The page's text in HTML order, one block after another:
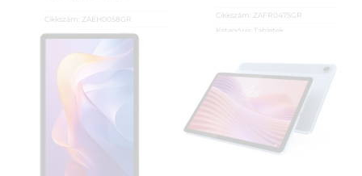
Cikkszám: ZAEH0058GR
Kategória:Tabletek
Garanciaidő:24 hónap
Azonosító:53583
Cikkszám: ZAFR0475GR
Kategória:
Tabletek
ÁFA:27%
Azonosító: